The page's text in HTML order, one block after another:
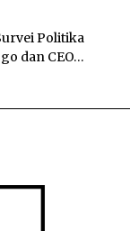
Politika
dan CEO…